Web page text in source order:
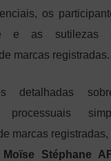
os
e as sutilezas
marcas registradas.
detalhadas
processuais
marcas
Moïse Stéphane